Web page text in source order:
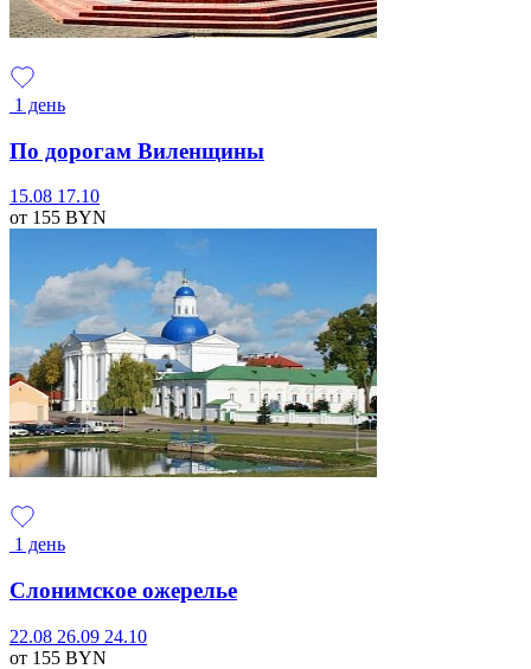
1 день
По дорогам Виленщины
15.08 17.10
от 155 BYN
1 день
Слонимское ожерелье
22.08 26.09 24.10
от 155 BYN